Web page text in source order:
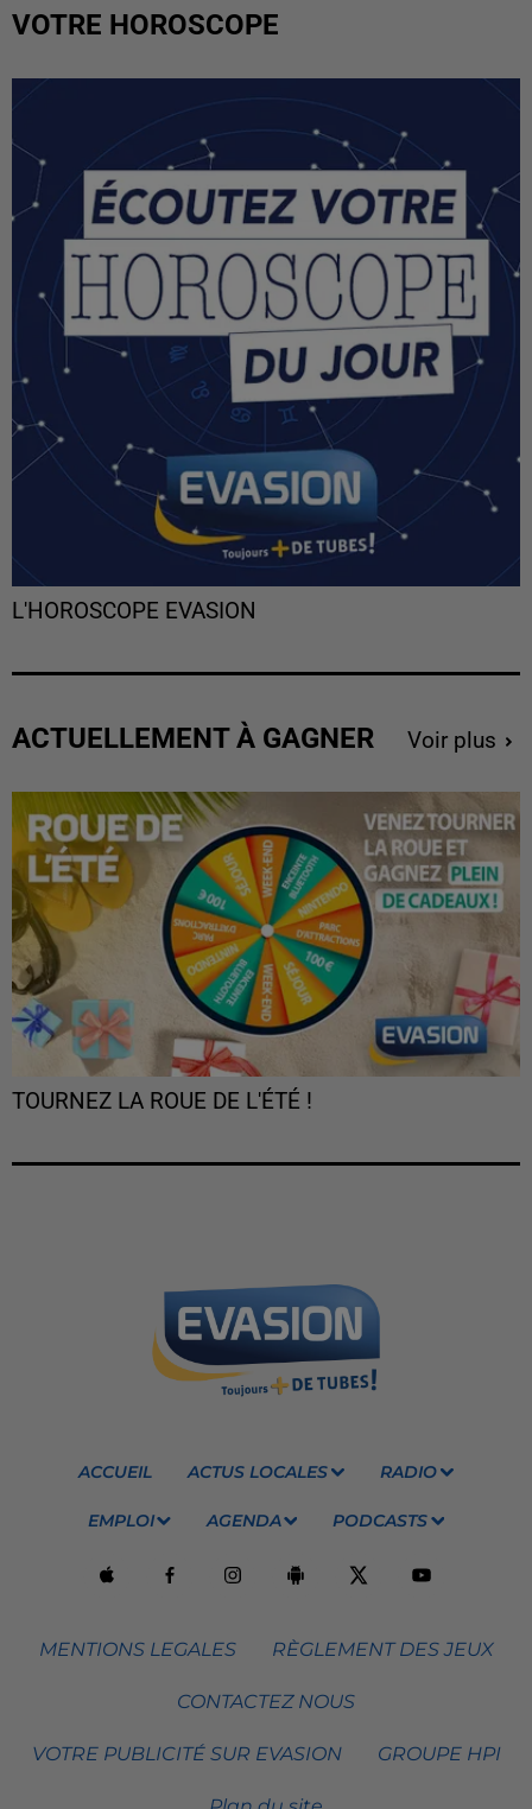
VOTRE HOROSCOPE
L'HOROSCOPE EVASION
ACTUELLEMENT À GAGNER Voir plus
TOURNEZ LA ROUE DE L'ÉTÉ !
ACCUEIL ACTUS LOCALES RADIO
EMPLOI AGENDA PODCASTS
MENTIONS LEGALES RÈGLEMENT DES JEUX
CONTACTEZ NOUS
VOTRE PUBLICITÉ SUR EVASION GROUPE HPI